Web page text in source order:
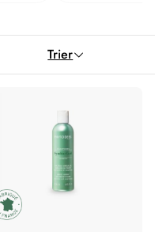
Trier